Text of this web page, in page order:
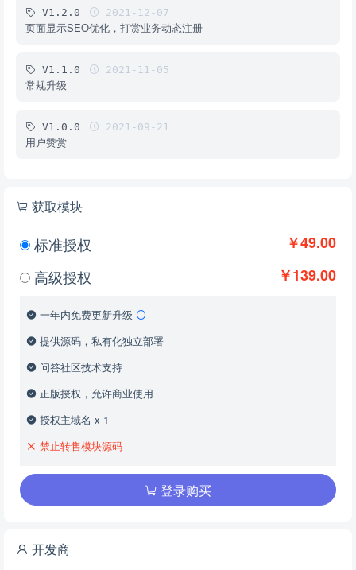
V1.2.0 2021-12-07
页面显示SEO优化，打赏业务动态注册
V1.1.0 2021-11-05
常规升级
V1.0.0 2021-09-21
用户赞赏
获取模块
￥49.00
标准授权
￥139.00
高级授权
一年内免费更新升级
提供源码，私有化独立部署
问答社区技术支持
正版授权，允许商业使用
授权主域名 x 1
禁止转售模块源码
登录购买
开发商